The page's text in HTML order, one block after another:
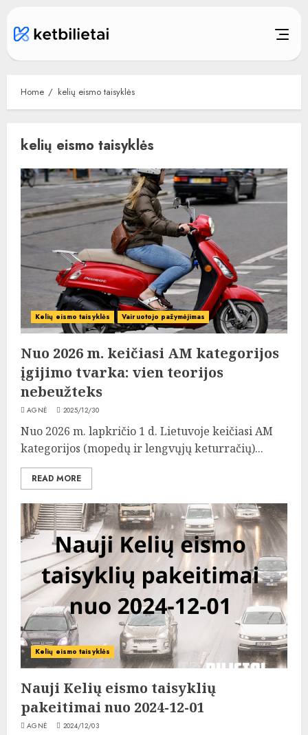
content
Home kelių eismo taisyklės
kelių eismo taisyklės
Kelių eismo taisyklės Vairuotojo pažymėjimas
Nuo 2026 m. keičiasi AM kategorijos
įgijimo tvarka: vien teorijos
nebeužteks
AGNĖ 2025/12/30
Nuo 2026 m. lapkričio 1 d. Lietuvoje keičiasi AM
kategorijos (mopedų ir lengvųjų keturračių)...
READ MORE
Kelių eismo taisyklės
Nauji Kelių eismo taisyklių
pakeitimai nuo 2024-12-01
AGNĖ 2024/12/03